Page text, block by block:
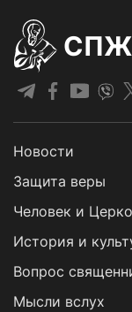
СПЖ
Новости
Защита веры
Человек и
История и
Вопрос
Мысли вслух